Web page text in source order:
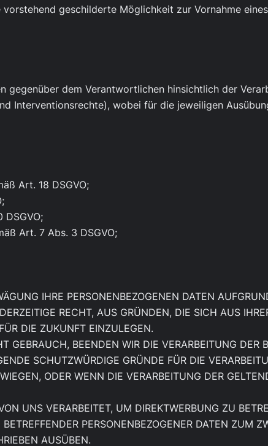
geschilderte Möglichkeit zur Vornahme
gegenüber dem Verantwortlichen hinsichtlich der
Interventionsrechte), wobei für die jeweiligen
Art. 18 DSGVO;
Art. 7 Abs. 3 DSGVO;
IHRE PERSONENBEZOGENEN DATEN
RECHT, AUS GRÜNDEN, DIE SICH AUS
DIE ZUKUNFT EINZULEGEN.
GEBRAUCH, BEENDEN WIR DIE VERARBEITUNG DER
SCHUTZWÜRDIGE GRÜNDE FÜR DIE
ODER WENN DIE VERARBEITUNG DER
UNS VERARBEITET, UM DIREKTWERBUNG ZU
PERSONENBEZOGENER DATEN ZUM
AUSÜBEN.